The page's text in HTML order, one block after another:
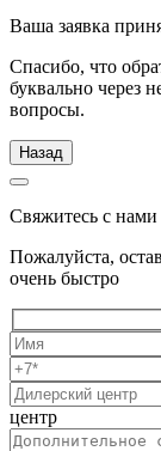
Ваша заявка
Спасибо, что
буквально через
вопросы.
Назад
Свяжитесь с нами
Пожалуйста,
очень быстро
центр